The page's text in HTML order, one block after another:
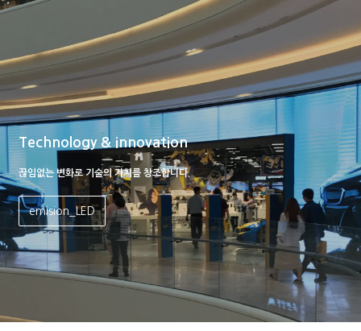
Technology & innovation
끊임없는 변화로 기술의 가치를 창조합니다.
emision_LED